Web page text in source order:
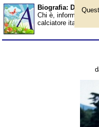
Biografia:
Chi è, informazioni,
calciatore italiano,